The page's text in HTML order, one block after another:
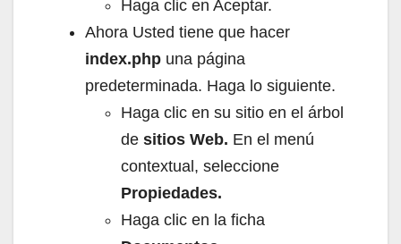
Haga clic en Aceptar.
Ahora Usted tiene que hacer
index.php una página
predeterminada. Haga lo siguiente.
Haga clic en su sitio en el árbol
de sitios Web. En el menú
contextual, seleccione
Propiedades.
Haga clic en la ficha